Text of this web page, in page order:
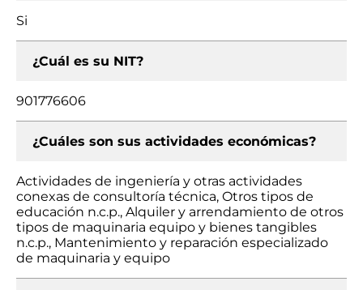
Si
¿Cuál es su NIT?
901776606
¿Cuáles son sus actividades económicas?
Actividades de ingeniería y otras actividades
conexas de consultoría técnica, Otros tipos de
educación n.c.p., Alquiler y arrendamiento de otros
tipos de maquinaria equipo y bienes tangibles
n.c.p., Mantenimiento y reparación especializado
de maquinaria y equipo